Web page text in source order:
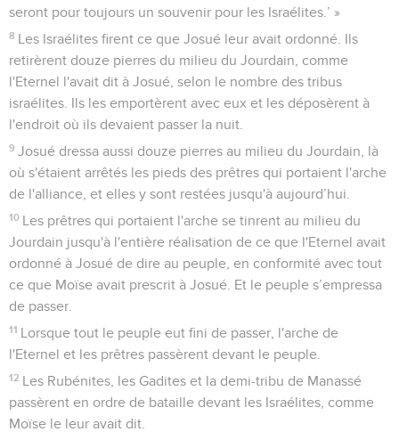
seront pour toujours un souvenir pour les Israélites.’ »
8 Les Israélites firent ce que Josué leur avait ordonné. Ils
retirèrent douze pierres du milieu du Jourdain, comme
l'Eternel l'avait dit à Josué, selon le nombre des tribus
israélites. Ils les emportèrent avec eux et les déposèrent à
l'endroit où ils devaient passer la nuit.
9 Josué dressa aussi douze pierres au milieu du Jourdain, là
où s'étaient arrêtés les pieds des prêtres qui portaient l'arche
de l'alliance, et elles y sont restées jusqu'à aujourd’hui.
10 Les prêtres qui portaient l'arche se tinrent au milieu du
Jourdain jusqu'à l'entière réalisation de ce que l'Eternel avait
ordonné à Josué de dire au peuple, en conformité avec tout
ce que Moïse avait prescrit à Josué. Et le peuple s’empressa
de passer.
11 Lorsque tout le peuple eut fini de passer, l'arche de
l'Eternel et les prêtres passèrent devant le peuple.
12 Les Rubénites, les Gadites et la demi-tribu de Manassé
passèrent en ordre de bataille devant les Israélites, comme
Moïse le leur avait dit.